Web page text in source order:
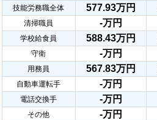
技能労務職全体 577.93万円
清掃職員 -万円
学校給食員 588.43万円
守衛 -万円
用務員 567.83万円
自動車運転手 -万円
電話交換手 -万円
その他 -万円